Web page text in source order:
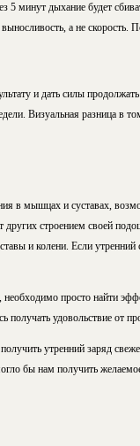
минут дыхание будет
а не скорость.
и дать силы
Визуальная разница в
в мышцах и суставах,
строением своей
и колени. Если
просто найти
получать удовольствие от
утренний заряд
бы нам получить